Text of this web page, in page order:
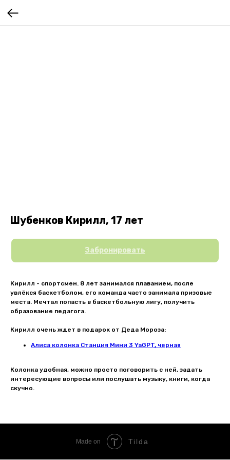
Шубенков Кирилл, 17 лет
Забронировать
Кирилл - спортсмен. 8 лет занимался плаванием, после
увлёкся баскетболом, его команда часто занимала призовые
места. Мечтал попасть в баскетбольную лигу, получить
образование педагога.
Кирилл очень ждет в подарок от Деда Мороза:
Алиса колонка Станция Мини 3 YaGPT, черная
Колонка удобная, можно просто поговорить с ней, задать
интересующие вопросы или послушать музыку, книги, когда
скучно.
Made on Tilda